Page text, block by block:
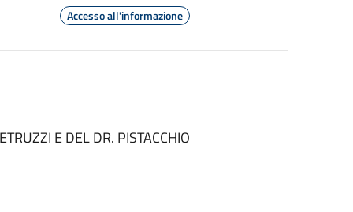
Accesso all'informazione
E DEL DR. PISTACCHIO